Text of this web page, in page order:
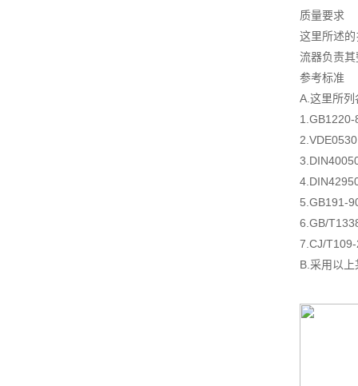
质量要求
这里所述
流器负责
参考标准
A.这里所
1.GB1220-
5.GB191-
6.GB/
7.CJ/
B.采用以